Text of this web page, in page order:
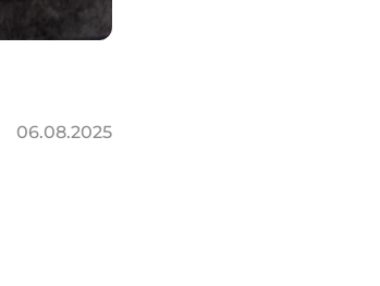
06.08.2025